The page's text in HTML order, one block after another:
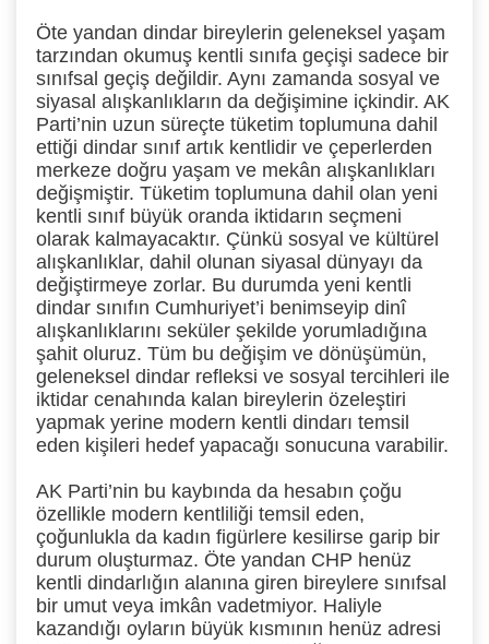
Öte yandan dindar bireylerin geleneksel yaşam
tarzından okumuş kentli sınıfa geçişi sadece bir
sınıfsal geçiş değildir. Aynı zamanda sosyal ve
siyasal alışkanlıkların da değişimine içkindir. AK
Parti’nin uzun süreçte tüketim toplumuna dahil
ettiği dindar sınıf artık kentlidir ve çeperlerden
merkeze doğru yaşam ve mekân alışkanlıkları
değişmiştir. Tüketim toplumuna dahil olan yeni
kentli sınıf büyük oranda iktidarın seçmeni
olarak kalmayacaktır. Çünkü sosyal ve kültürel
alışkanlıklar, dahil olunan siyasal dünyayı da
değiştirmeye zorlar. Bu durumda yeni kentli
dindar sınıfın Cumhuriyet’i benimseyip dinî
alışkanlıklarını seküler şekilde yorumladığına
şahit oluruz. Tüm bu değişim ve dönüşümün,
geleneksel dindar refleksi ve sosyal tercihleri ile
iktidar cenahında kalan bireylerin özeleştiri
yapmak yerine modern kentli dindarı temsil
eden kişileri hedef yapacağı sonucuna varabilir.
AK Parti’nin bu kaybında da hesabın çoğu
özellikle modern kentliliği temsil eden,
çoğunlukla da kadın figürlere kesilirse garip bir
durum oluşturmaz. Öte yandan CHP henüz
kentli dindarlığın alanına giren bireylere sınıfsal
bir umut veya imkân vadetmiyor. Haliyle
kazandığı oyların büyük kısmının henüz adresi